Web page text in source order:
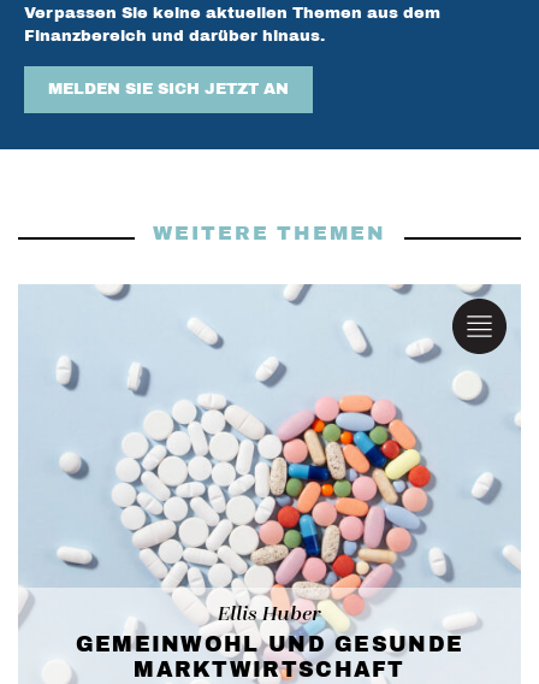
Verpassen Sie keine aktuellen Themen aus dem
Finanzbereich und darüber hinaus.
MELDEN SIE SICH JETZT AN
WEITERE THEMEN
Ellis Huber
GEMEINWOHL UND GESUNDE
MARKTWIRTSCHAFT